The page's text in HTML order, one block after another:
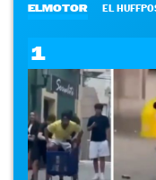
ELMOTOR EL
1